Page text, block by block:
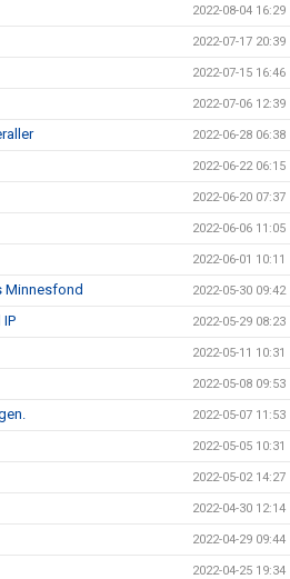
2022-08-04 16:29
2022-07-17 20:39
2022-07-15 16:46
2022-07-06 12:39
2022-06-28 06:38
2022-06-22 06:15
2022-06-20 07:37
2022-06-06 11:05
2022-06-01 10:11
Minnesfond 2022-05-30 09:42
2022-05-29 08:23
2022-05-11 10:31
2022-05-08 09:53
2022-05-07 11:53
2022-05-05 10:31
2022-05-02 14:27
2022-04-30 12:14
2022-04-29 09:44
2022-04-25 19:34